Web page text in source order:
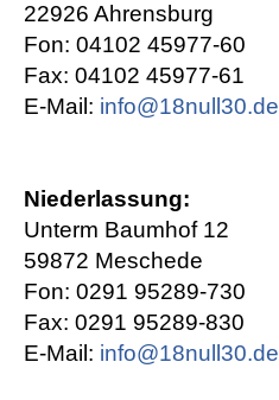
22926 Ahrensburg
Fon: 04102 45977-60
Fax: 04102 45977-61
E-Mail: info@18null30.de
Niederlassung:
Unterm Baumhof 12
59872 Meschede
Fon: 0291 95289-730
Fax: 0291 95289-830
E-Mail: info@18null30.de